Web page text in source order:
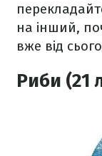
на інший,
вже від
Риби (21